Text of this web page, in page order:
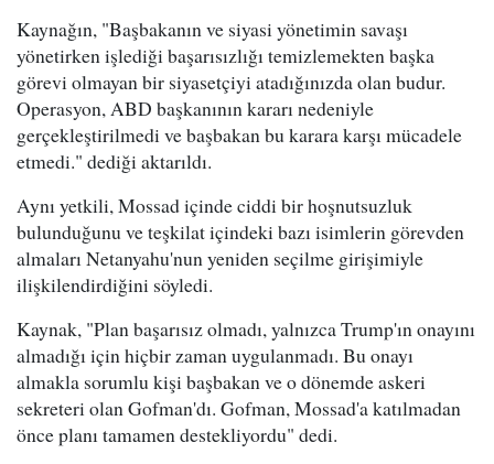
Kaynağın, "Başbakanın ve siyasi yönetimin savaşı
yönetirken işlediği başarısızlığı temizlemekten başka
görevi olmayan bir siyasetçiyi atadığınızda olan budur.
Operasyon, ABD başkanının kararı nedeniyle
gerçekleştirilmedi ve başbakan bu karara karşı mücadele
etmedi." dediği aktarıldı.
Aynı yetkili, Mossad içinde ciddi bir hoşnutsuzluk
bulunduğunu ve teşkilat içindeki bazı isimlerin görevden
almaları Netanyahu'nun yeniden seçilme girişimiyle
ilişkilendirdiğini söyledi.
Kaynak, "Plan başarısız olmadı, yalnızca Trump'ın onayını
almadığı için hiçbir zaman uygulanmadı. Bu onayı
almakla sorumlu kişi başbakan ve o dönemde askeri
sekreteri olan Gofman'dı. Gofman, Mossad'a katılmadan
önce planı tamamen destekliyordu" dedi.